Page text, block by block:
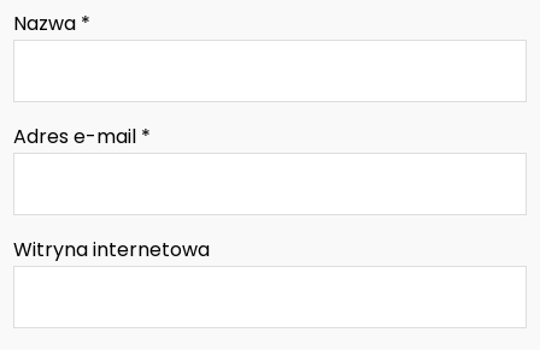
Nazwa *
Adres e-mail *
Witryna internetowa